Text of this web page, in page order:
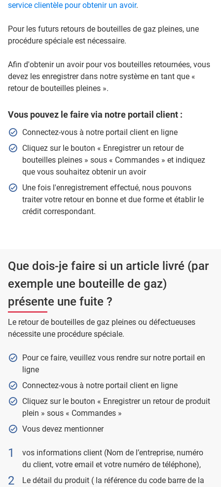
service clientèle pour obtenir un avoir.
Pour les futurs retours de bouteilles de gaz pleines, une
procédure spéciale est nécessaire.
Afin d'obtenir un avoir pour vos bouteilles retournées, vous
devez les enregistrer dans notre système en tant que «
retour de bouteilles pleines ».
Vous pouvez le faire via notre portail client :
Connectez-vous à notre portail client en ligne
Cliquez sur le bouton « Enregistrer un retour de
bouteilles pleines » sous « Commandes » et indiquez
que vous souhaitez obtenir un avoir
Une fois l'enregistrement effectué, nous pouvons
traiter votre retour en bonne et due forme et établir le
crédit correspondant.
Que dois-je faire si un article livré (par
exemple une bouteille de gaz)
présente une fuite ?
Le retour de bouteilles de gaz pleines ou défectueuses
nécessite une procédure spéciale.
Pour ce faire, veuillez vous rendre sur notre portail en
ligne
Connectez-vous à notre portail client en ligne
Cliquez sur le bouton « Enregistrer un retour de produit
plein » sous « Commandes »
Vous devez mentionner
vos informations client (Nom de l’entreprise, numéro
du client, votre email et votre numéro de téléphone),
Le détail du produit ( la référence du code barre de la